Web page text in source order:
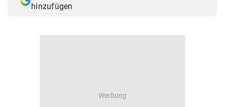
hinzufügen